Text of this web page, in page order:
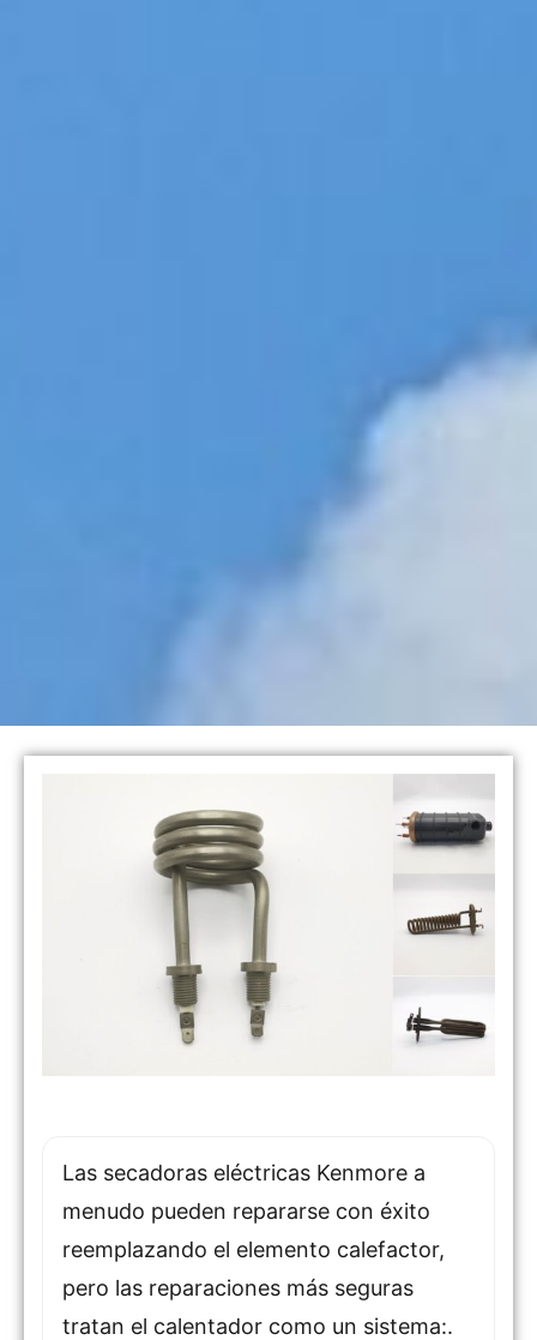
Las secadoras eléctricas Kenmore a
menudo pueden repararse con éxito
reemplazando el elemento calefactor,
pero las reparaciones más seguras
tratan el calentador como un sistema:.